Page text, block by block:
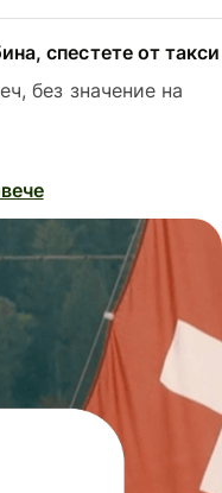
спестете от такси
без значение на